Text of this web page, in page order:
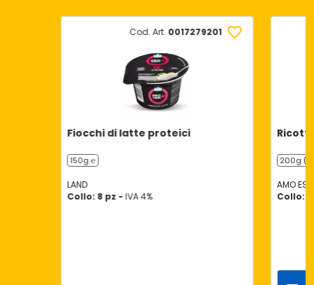
Cod. Art. 0017279201
Fiocchi di latte proteici
150g ℮
LAND
Collo: 8 pz - IVA 4%
200g (2
AMO
Collo: